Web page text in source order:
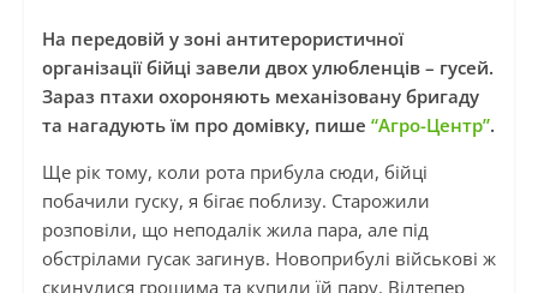
На передовій у зоні антитерористичної
організації бійці завели двох улюбленців – гусей.
Зараз птахи охороняють механізовану бригаду
та нагадують їм про домівку, пише “Агро-Центр”.
Ще рік тому, коли рота прибула сюди, бійці
побачили гуску, я бігає поблизу. Старожили
розповіли, що неподалік жила пара, але під
обстрілами гусак загинув. Новоприбулі військові ж
скинулися грошима та купили їй пару. Відтепер